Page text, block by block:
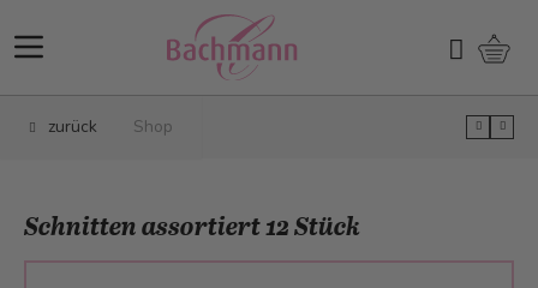
Suchen
zurück Shop
Schnitten assortiert 12 Stück